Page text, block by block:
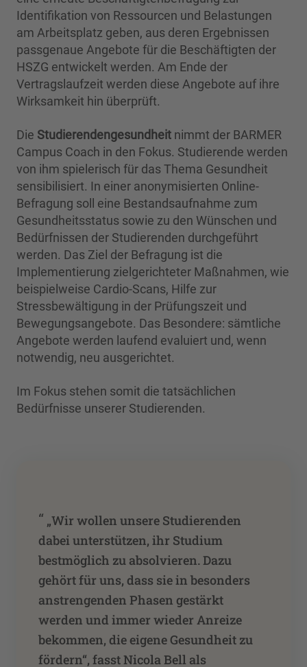
Identifikation von Ressourcen und Belastungen
am Arbeitsplatz geben, aus deren Ergebnissen
passgenaue Angebote für die Beschäftigten der
HSZG entwickelt werden. Am Ende der
Vertragslaufzeit werden diese Angebote auf ihre
Wirksamkeit hin überprüft.
Die Studierendengesundheit nimmt der BARMER
Campus Coach in den Fokus. Studierende werden
von ihm spielerisch für das Thema Gesundheit
sensibilisiert. In einer anonymisierten Online-
Befragung soll eine Bestandsaufnahme zum
Gesundheitsstatus sowie zu den Wünschen und
Bedürfnissen der Studierenden durchgeführt
werden. Das Ziel der Befragung ist die
Implementierung zielgerichteter Maßnahmen, wie
beispielweise Cardio-Scans, Hilfe zur
Stressbewältigung in der Prüfungszeit und
Bewegungsangebote. Das Besondere: sämtliche
Angebote werden laufend evaluiert und, wenn
notwendig, neu ausgerichtet.
Im Fokus stehen somit die tatsächlichen
Bedürfnisse unserer Studierenden.
“ „Wir wollen unsere Studierenden
dabei unterstützen, ihr Studium
bestmöglich zu absolvieren. Dazu
gehört für uns, dass sie in besonders
anstrengenden Phasen gestärkt
werden und immer wieder Anreize
bekommen, die eigene Gesundheit zu
fördern“, fasst Nicola Bell als